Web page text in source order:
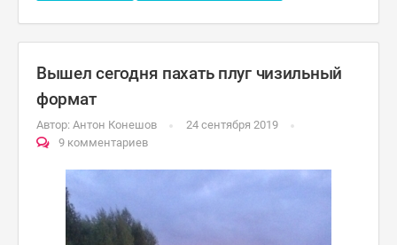
Вышел сегодня пахать плуг чизильный
формат
Автор: Антон Конешов
24 сентября 2019
9 комментариев